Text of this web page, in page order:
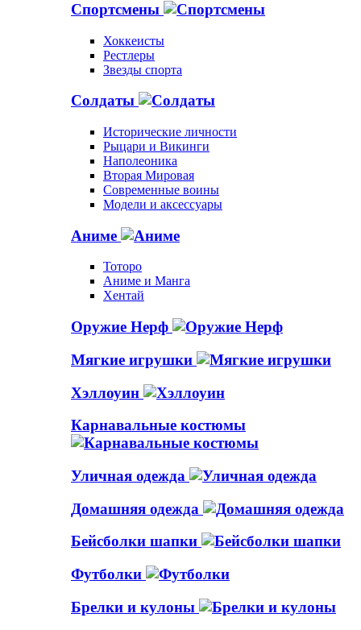
Спортсмены
Хоккеисты
Рестлеры
Звезды спорта
Солдаты
Исторические личности
Рыцари и Викинги
Наполеоника
Вторая Мировая
Современные воины
Модели и аксессуары
Аниме
Тоторо
Аниме и Манга
Хентай
Оружие Нерф
Мягкие игрушки
Хэллоуин
Карнавальные костюмы
Уличная одежда
Домашняя одежда
Бейсболки шапки
Футболки
Брелки и кулоны